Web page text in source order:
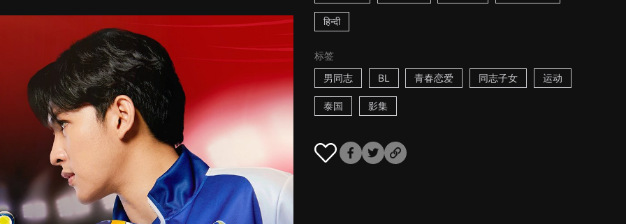
हिन्दी
标签
男同志
BL 青春恋爱 同志子女 运动
泰国 影集